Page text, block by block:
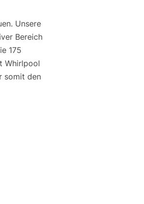
Unsere
Bereich
175
Whirlpool
somit den